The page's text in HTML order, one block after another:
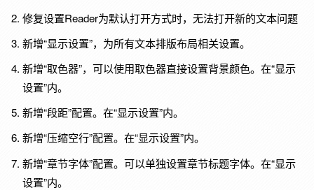
修复设置Reader为默认打开方式时，无法打开新的文本问题
新增“显示设置”，为所有文本排版布局相关设置。
新增“取色器”，可以使用取色器直接设置背景颜色。在“显示
设置”内。
新增“段距”配置。在“显示设置”内。
新增“压缩空行”配置。在“显示设置”内。
新增“章节字体”配置。可以单独设置章节标题字体。在“显示
设置”内。